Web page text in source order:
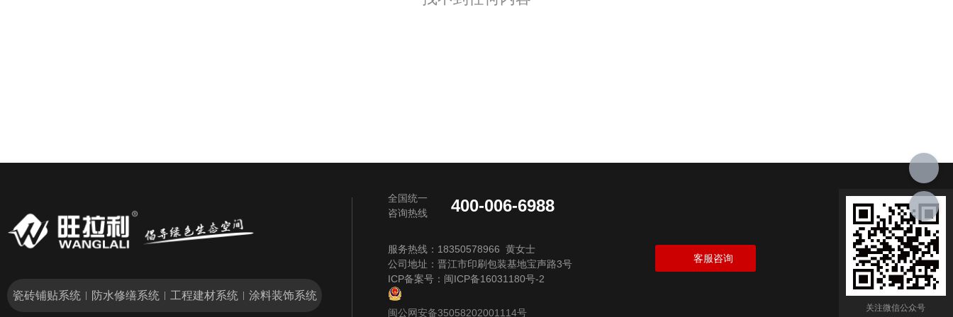
瓷砖铺贴系统 防水修缮系统 工程建材系统 涂料装饰系统
全国统一
咨询热线
400-006-6988
服务热线：18350578966 黄女士
公司地址：晋江市印刷包装基地宝声路3号
ICP备案号： 闽ICP备16031180号-2
闽公网安备35058202001114号
客服咨询
关注微信公众号